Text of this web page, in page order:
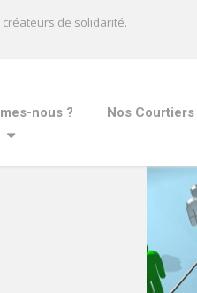
créateurs de solidarité.
nous ? Nos Courtiers